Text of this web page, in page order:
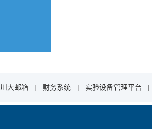
川大邮箱 | 财务系统 | 实验设备管理平台 |